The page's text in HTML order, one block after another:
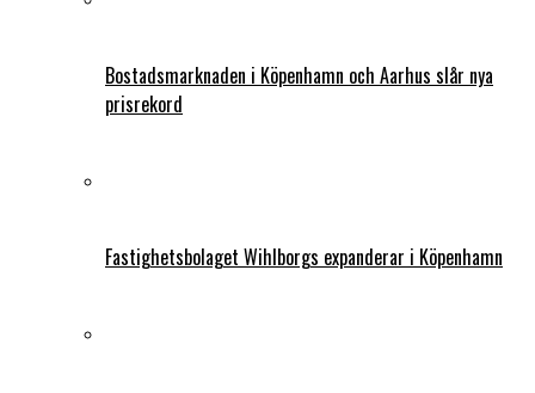
Bostadsmarknaden i Köpenhamn och Aarhus slår nya
prisrekord
Fastighetsbolaget Wihlborgs expanderar i Köpenhamn